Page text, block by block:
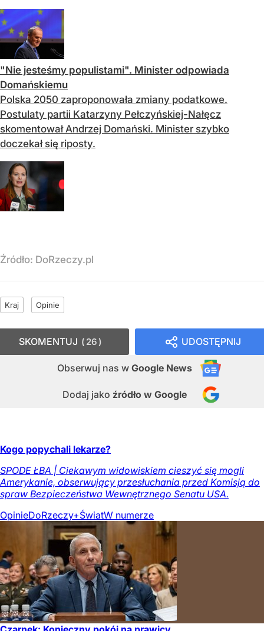
"Nie jesteśmy populistami". Minister odpowiada
Domańskiemu
Polska 2050 zaproponowała zmiany podatkowe.
Postulaty partii Katarzyny Pełczyńskiej-Nałęcz
skomentował Andrzej Domański. Minister szybko
doczekał się riposty.
Źródło: DoRzeczy.pl
Kraj Opinie
UDOSTĘPNIJ
Obserwuj nas w Google News
Dodaj jako źródło w Google
SKOMENTUJ 26
Kogo popychali lekarze?
SPODE ŁBA | Ciekawym widowiskiem cieszyć się mogli
Amerykanie, obserwujący przesłuchania przed Komisją do
spraw Bezpieczeństwa Wewnętrznego Senatu USA.
OpinieDoRzeczy+ŚwiatW numerze